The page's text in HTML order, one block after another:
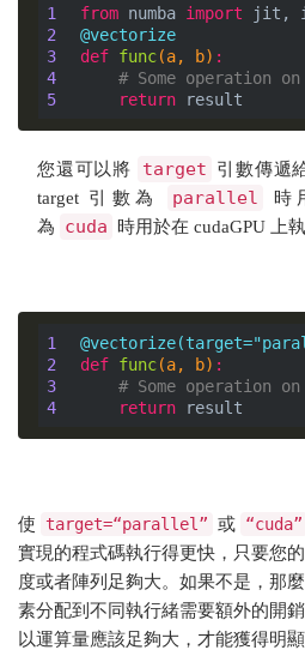
1 from numba import
2
@vectorize
3
def func(a, b) :
4
# Some operation
5
return result
您還可以將 target
引數傳遞
target 引數為
parallel
時
為
cuda 時用於在 cudaGPU 上
1
2
def func(a, b) :
3
# Some operation
4
return result
使 target=“parallel” 或 “cuda”
實現的程式碼執行得更快，只要您
度或者陣列足夠大。如果不是，那
素分配到不同執行緒需要額外的開
以運算量應該足夠大，才能獲得明顯